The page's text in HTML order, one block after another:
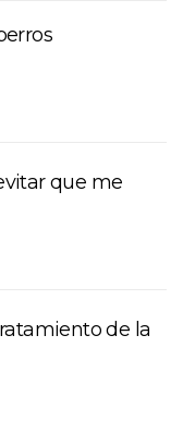
que me
de la